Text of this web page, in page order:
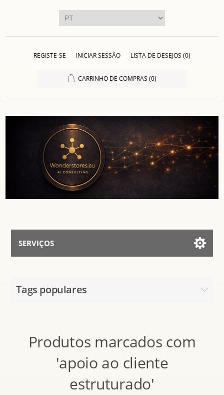
REGISTE-SE INICIAR SESSÃO LISTA DE DESEJOS (0)
CARRINHO DE COMPRAS (0)
SERVIÇOS
Falar Com Assistente
Tags populares
Produtos marcados com
'apoio ao cliente
estruturado'